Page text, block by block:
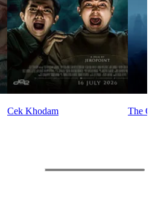
Cek Khodam The
PREVNEXT